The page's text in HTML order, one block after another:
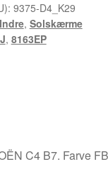
9375-D4_K29
Indre, Solskærme
, 8163EP
C4 B7. Farve